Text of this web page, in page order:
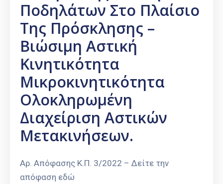
Ποδηλάτων Στο Πλαίσιο
Της Πρόσκλησης –
Βιώσιμη Αστική
Κινητικότητα
Μικροκινητικότητα
Ολοκληρωμένη
Διαχείριση Αστικών
Μετακινήσεων.
Αρ. Απόφασης Κ.Π. 3/2022 – Δείτε την
απόφαση εδώ